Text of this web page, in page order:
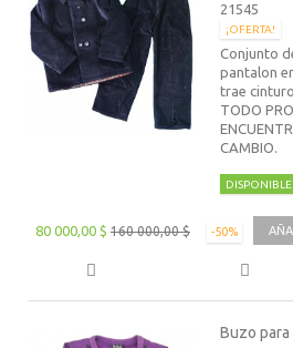
21545
¡OFERTA!
Conjunto
pantalon
trae
TODO
CAMBIO.
DISPONIBLE
80 000,00 $ 160 000,00 $ -50%
Buzo